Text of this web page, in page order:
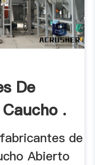
De
.
de
Abierto